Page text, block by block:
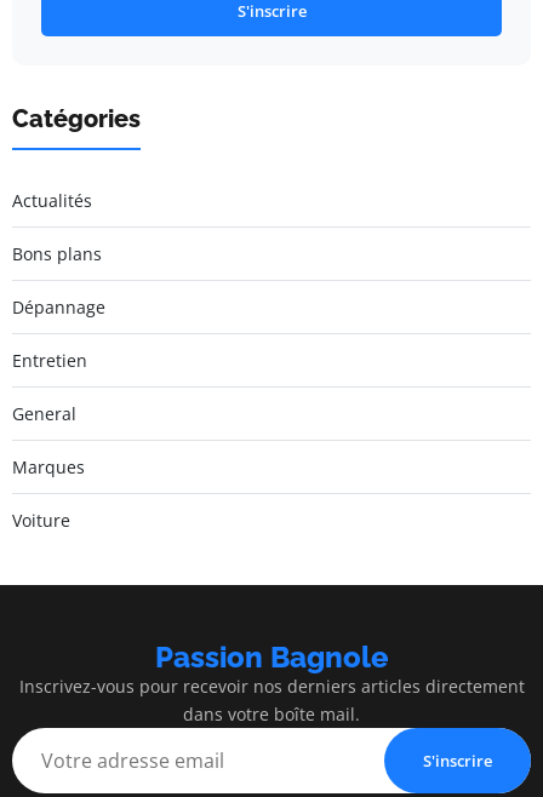
S'inscrire
Catégories
Actualités
Bons plans
Dépannage
Entretien
General
Marques
Voiture
Passion Bagnole
Inscrivez-vous pour recevoir nos derniers articles directement
dans votre boîte mail.
S'inscrire